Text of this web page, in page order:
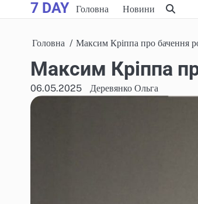
to
7 DAY Головна Новини
Головна Максим Кріппа про бачення
Максим Кріппа
06.05.2025 Деревянко Ольга